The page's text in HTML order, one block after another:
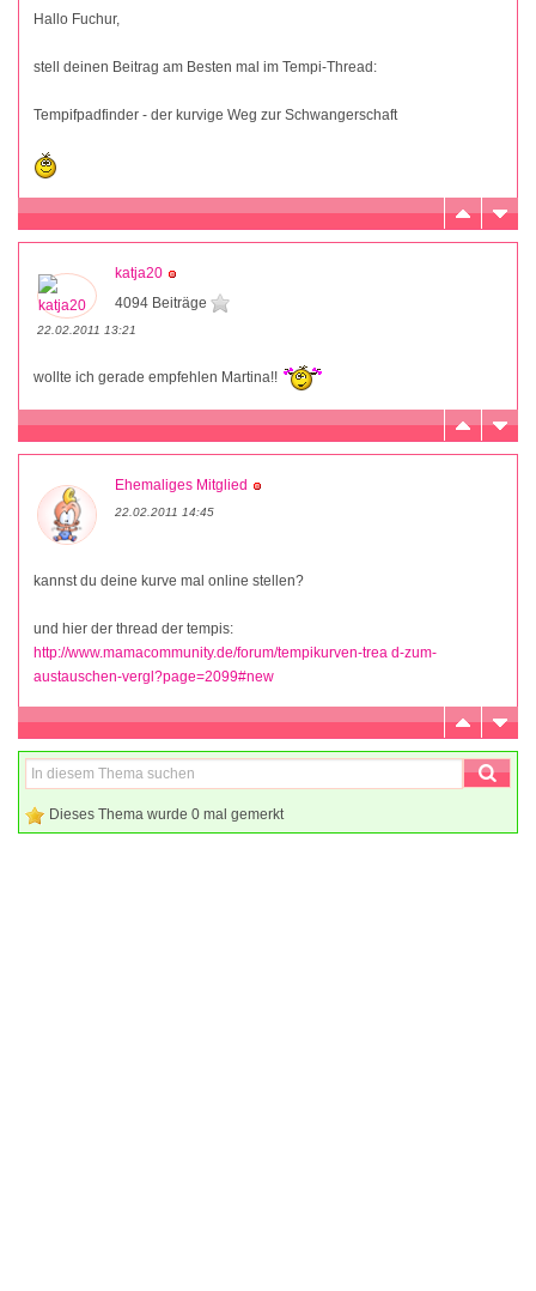
Hallo Fuchur,
stell deinen Beitrag am Besten mal im Tempi-Thread:
Tempifpadfinder - der kurvige Weg zur Schwangerschaft
katja20
4094 Beiträge
22.02.2011 13:21
wollte ich gerade empfehlen Martina!!
Ehemaliges Mitglied
22.02.2011 14:45
kannst du deine kurve mal online stellen?
und hier der thread der tempis:
http://www.mamacommunity.de/forum/tempikurven-trea d-zum-
austauschen-vergl?page=2099#new
Dieses Thema wurde 0 mal gemerkt